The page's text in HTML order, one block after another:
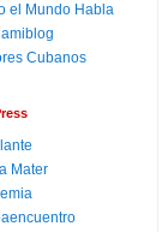
el Mundo Habla
Cubanos
Mater